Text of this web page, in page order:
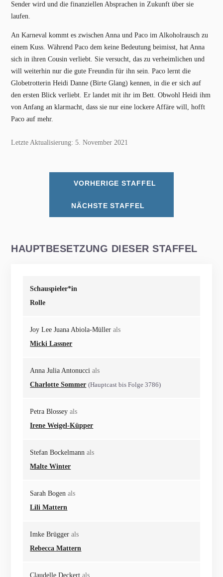
Sender wird und die finanziellen Absprachen in Zukunft über sie
laufen.
An Karneval kommt es zwischen Anna und Paco im Alkoholrausch zu
einem Kuss. Während Paco dem keine Bedeutung beimisst, hat Anna
sich in ihren Cousin verliebt. Sie versucht, das zu verheimlichen und
will weiterhin nur die gute Freundin für ihn sein. Paco lernt die
Globetrotterin Heidi Danne (Birte Glang) kennen, in die er sich auf
den ersten Blick verliebt. Er landet mit ihr im Bett. Obwohl Heidi ihm
von Anfang an klarmacht, dass sie nur eine lockere Affäre will, hofft
Paco auf mehr.
Letzte Aktualisierung: 5. November 2021
VORHERIGE STAFFEL
NÄCHSTE STAFFEL
HAUPTBESETZUNG DIESER STAFFEL
Schauspieler*in
Rolle
Joy Lee Juana Abiola-Müller als
Micki Lassner
Anna Julia Antonucci als
Charlotte Sommer (Hauptcast bis Folge 3786)
Petra Blossey als
Irene Weigel-Küpper
Stefan Bockelmann als
Malte Winter
Sarah Bogen als
Lili Mattern
Imke Brügger als
Rebecca Mattern
Claudelle Deckert als